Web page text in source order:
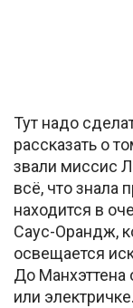
Тут надо
рассказать о
звали миссис
всё, что знала
находится в
Саус-Орандж,
освещается
До Манхэттена
или